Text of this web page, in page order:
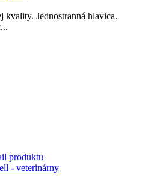
Jednostranná hlavica.
produktu